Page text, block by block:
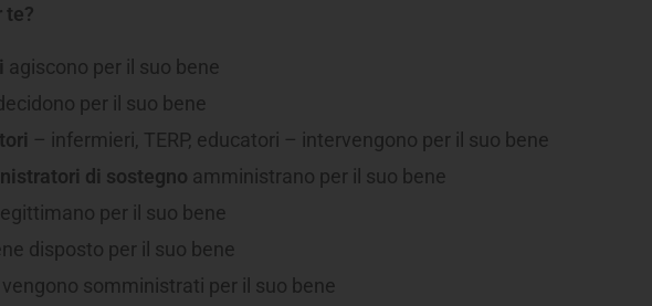
te?
agiscono per il suo bene
per il suo bene
– infermieri, TERP, educatori – intervengono per il suo bene
di sostegno amministrano per il suo bene
per il suo bene
disposto per il suo bene
vengono somministrati per il suo bene